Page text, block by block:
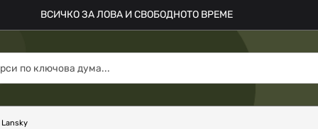
ВСИЧКО ЗА ЛОВА И СВОБОДНОТО ВРЕМЕ